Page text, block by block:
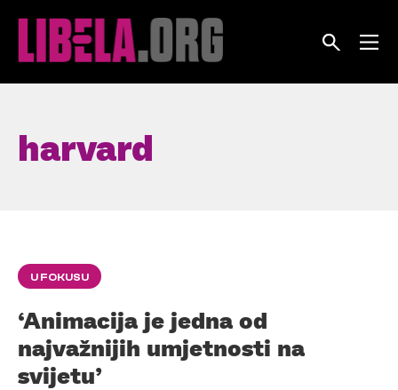
harvard
U FOKUSU
‘Animacija je jedna od
najvažnijih umjetnosti na
svijetu’